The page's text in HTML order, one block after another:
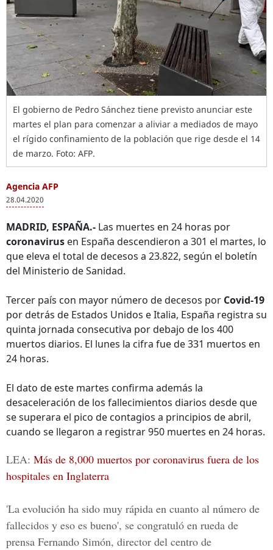
El gobierno de Pedro Sánchez tiene previsto anunciar este
martes el plan para comenzar a aliviar a mediados de mayo
el rígido confinamiento de la población que rige desde el 14
de marzo. Foto: AFP.
Agencia AFP
28.04.2020
MADRID, ESPAÑA.- Las muertes en 24 horas por
coronavirus en España descendieron a 301 el martes, lo
que eleva el total de decesos a 23.822, según el boletín
del Ministerio de Sanidad.
Tercer país con mayor número de decesos por Covid-19
por detrás de Estados Unidos e Italia, España registra su
quinta jornada consecutiva por debajo de los 400
muertos diarios. El lunes la cifra fue de 331 muertos en
24 horas.
El dato de este martes confirma además la
desaceleración de los fallecimientos diarios desde que
se superara el pico de contagios a principios de abril,
cuando se llegaron a registrar 950 muertes en 24 horas.
LEA: Más de 8,000 muertos por coronavirus fuera de los
hospitales en Inglaterra
'La evolución ha sido muy rápida en cuanto al número de
fallecidos y eso es bueno', se congratuló en rueda de
prensa Fernando Simón, director del centro de